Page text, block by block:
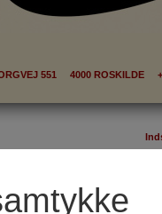
551 4000 ROSKILDE